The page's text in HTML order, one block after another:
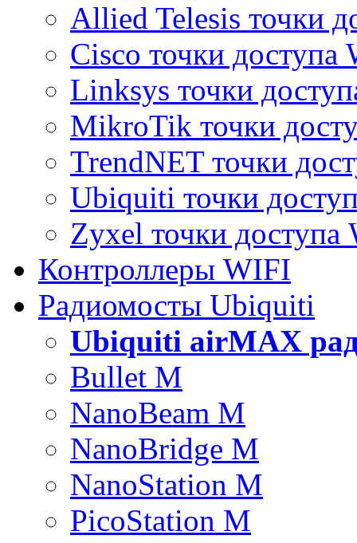
Allied Telesis точки
Cisco точки доступа
Linksys точки
MikroTik точки
TrendNET точки
Ubiquiti точки
Zyxel точки доступа
Контроллеры WIFI
Радиомосты Ubiquiti
Ubiquiti airMAX
Bullet M
NanoBeam M
NanoBridge M
NanoStation M
PicoStation M